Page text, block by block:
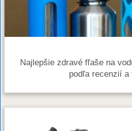
Najlepšie zdravé fľaše na
podľa recenzií a